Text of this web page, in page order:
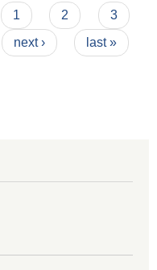
1 2
3
next › last »